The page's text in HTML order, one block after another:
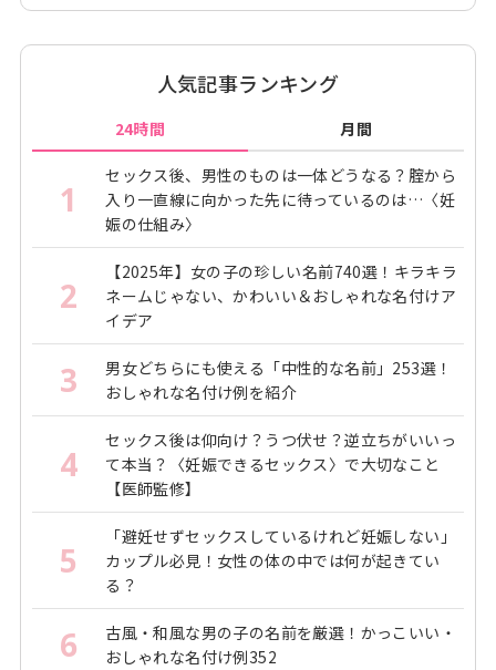
人気記事ランキング
24時間 月間
1
セックス後、男性のものは一体どうなる？腟から
入り一直線に向かった先に待っているのは…〈妊
娠の仕組み〉
2
【2025年】女の子の珍しい名前740選！キラキラ
ネームじゃない、かわいい＆おしゃれな名付けア
イデア
3
男女どちらにも使える「中性的な名前」253選！
おしゃれな名付け例を紹介
4
セックス後は仰向け？うつ伏せ？逆立ちがいいっ
て本当？〈妊娠できるセックス〉で大切なこと
【医師監修】
5
「避妊せずセックスしているけれど妊娠しない」
カップル必見！女性の体の中では何が起きてい
る？
6
古風・和風な男の子の名前を厳選！かっこいい・
おしゃれな名付け例352